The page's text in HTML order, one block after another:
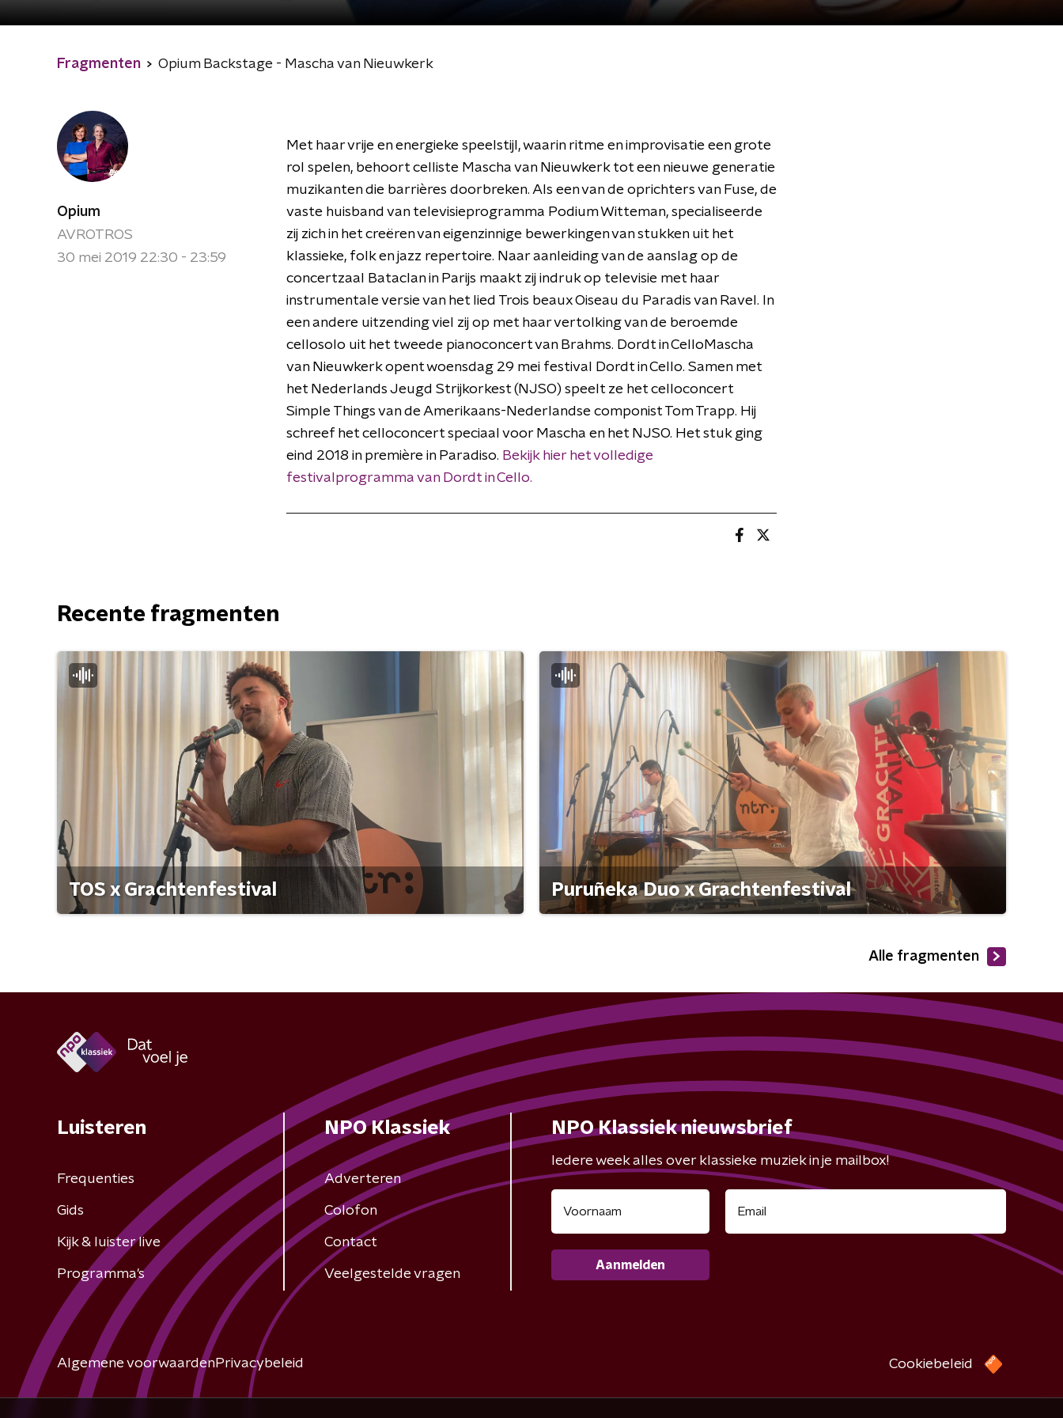
Fragmenten Opium Backstage - Mascha van Nieuwkerk
Opium
AVROTROS
30 mei 2019 22:30 - 23:59
Met haar vrije en energieke speelstijl, waarin ritme en improvisatie een grote
rol spelen, behoort celliste Mascha van Nieuwkerk tot een nieuwe generatie
muzikanten die barrières doorbreken. Als een van de oprichters van Fuse, de
vaste huisband van televisieprogramma Podium Witteman, specialiseerde
zij zich in het creëren van eigenzinnige bewerkingen van stukken uit het
klassieke, folk en jazz repertoire. Naar aanleiding van de aanslag op de
concertzaal Bataclan in Parijs maakt zij indruk op televisie met haar
instrumentale versie van het lied Trois beaux Oiseau du Paradis van Ravel. In
een andere uitzending viel zij op met haar vertolking van de beroemde
cellosolo uit het tweede pianoconcert van Brahms. Dordt in CelloMascha
van Nieuwkerk opent woensdag 29 mei festival Dordt in Cello. Samen met
het Nederlands Jeugd Strijkorkest (NJSO) speelt ze het celloconcert
Simple Things van de Amerikaans-Nederlandse componist Tom Trapp. Hij
schreef het celloconcert speciaal voor Mascha en het NJSO. Het stuk ging
eind 2018 in première in Paradiso. Bekijk hier het volledige
festivalprogramma van Dordt in Cello.
Recente fragmenten
TOS x Grachtenfestival Puruñeka Duo x Grachtenfestival
Alle fragmenten
Luisteren
Frequenties
Gids
Kijk & luister live
Programma's
NPO Klassiek
Adverteren
Colofon
Contact
Veelgestelde vragen
NPO Klassiek nieuwsbrief
Iedere week alles over klassieke muziek in je mailbox!
Aanmelden
Algemene voorwaardenPrivacybeleid Cookiebeleid